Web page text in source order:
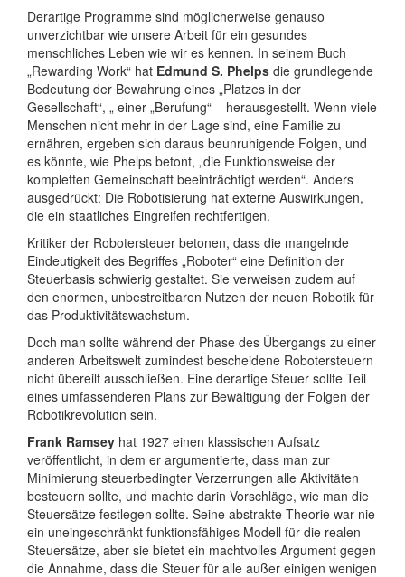
Derartige Programme sind möglicherweise genauso
unverzichtbar wie unsere Arbeit für ein gesundes
menschliches Leben wie wir es kennen. In seinem Buch
„Rewarding Work“ hat Edmund S. Phelps die grundlegende
Bedeutung der Bewahrung eines „Platzes in der
Gesellschaft“, „ einer „Berufung“ – herausgestellt. Wenn viele
Menschen nicht mehr in der Lage sind, eine Familie zu
ernähren, ergeben sich daraus beunruhigende Folgen, und
es könnte, wie Phelps betont, „die Funktionsweise der
kompletten Gemeinschaft beeinträchtigt werden“. Anders
ausgedrückt: Die Robotisierung hat externe Auswirkungen,
die ein staatliches Eingreifen rechtfertigen.
Kritiker der Robotersteuer betonen, dass die mangelnde
Eindeutigkeit des Begriffes „Roboter“ eine Definition der
Steuerbasis schwierig gestaltet. Sie verweisen zudem auf
den enormen, unbestreitbaren Nutzen der neuen Robotik für
das Produktivitätswachstum.
Doch man sollte während der Phase des Übergangs zu einer
anderen Arbeitswelt zumindest bescheidene Robotersteuern
nicht übereilt ausschließen. Eine derartige Steuer sollte Teil
eines umfassenderen Plans zur Bewältigung der Folgen der
Robotikrevolution sein.
Frank Ramsey hat 1927 einen klassischen Aufsatz
veröffentlicht, in dem er argumentierte, dass man zur
Minimierung steuerbedingter Verzerrungen alle Aktivitäten
besteuern sollte, und machte darin Vorschläge, wie man die
Steuersätze festlegen sollte. Seine abstrakte Theorie war nie
ein uneingeschränkt funktionsfähiges Modell für die realen
Steuersätze, aber sie bietet ein machtvolles Argument gegen
die Annahme, dass die Steuer für alle außer einigen wenigen